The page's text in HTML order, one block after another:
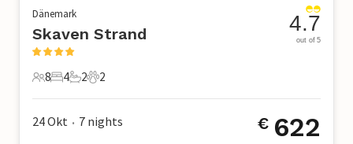
Dänemark
Skaven Strand
8 Gäste
8
4 Schlafzimmer
4
2 Badezimmer
2
2 Haustiere
2
4.7
out of 5
24 Okt • 7 nights € 622